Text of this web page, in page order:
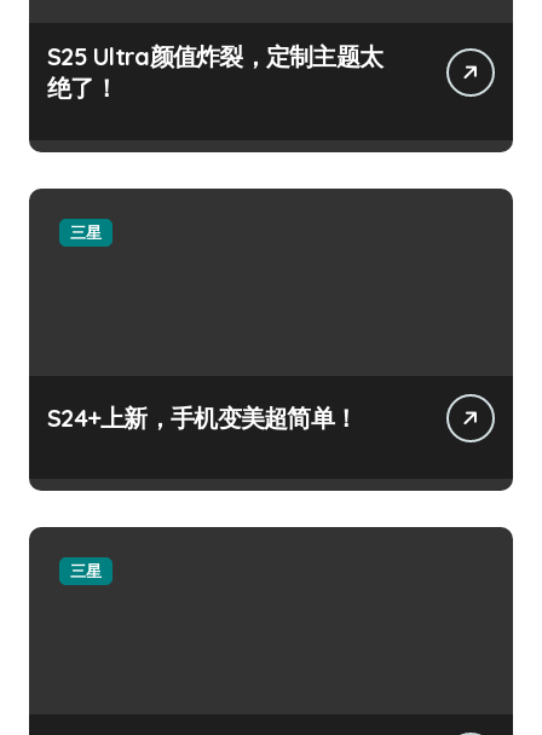
S25 Ultra颜值炸裂，定制主题太
绝了！
三星
S24+上新，手机变美超简单！
三星